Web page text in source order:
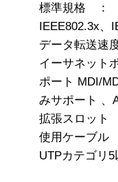
標準規格 ：
IEEE802.3x、
データ転送速
イーサネット
ポート MDI/
みサポート 、
拡張スロット
使用ケーブ
UTPカテゴリ